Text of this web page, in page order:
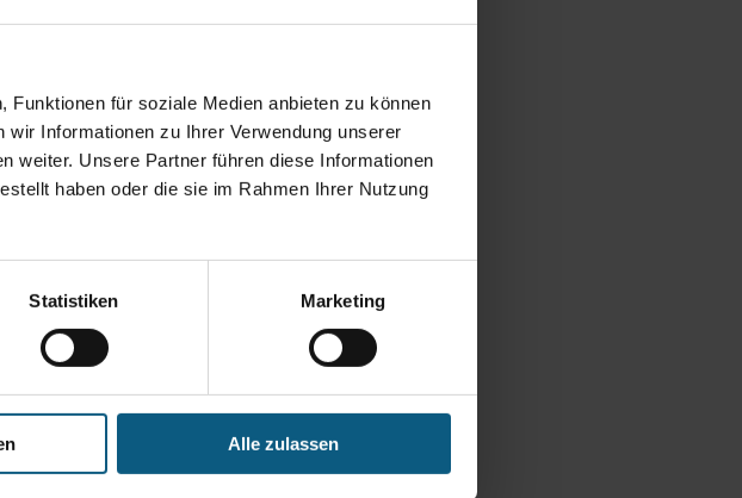
für soziale Medien anbieten zu können
Informationen zu Ihrer Verwendung unserer
weiter. Unsere Partner führen diese Informationen
haben oder die sie im Rahmen Ihrer Nutzung
Statistiken Marketing
Alle zulassen